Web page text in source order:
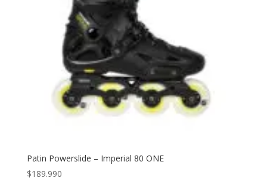
Patin Powerslide – Imperial 80 ONE
$189.990